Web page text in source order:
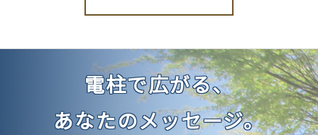
電柱で広がる、
あなたのメッセージ。